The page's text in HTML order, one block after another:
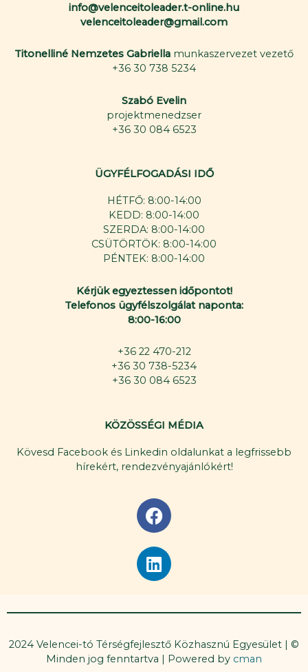
info@velenceitoleader.t-online.hu
velenceitoleader@gmail.com
Titonelliné Nemzetes Gabriella munkaszervezet vezető
+36 30 738 5234
Szabó Evelin
projektmenedzser
+36 30 084 6523
ÜGYFÉLFOGADÁSI IDŐ
HÉTFŐ: 8:00-14:00
KEDD: 8:00-14:00
SZERDA: 8:00-14:00
CSÜTÖRTÖK: 8:00-14:00
PÉNTEK: 8:00-14:00
Kérjük egyeztessen időpontot!
Telefonos ügyfélszolgálat naponta:
8:00-16:00
+36 22 470-212
+36 30 738-5234
+36 30 084 6523
KÖZÖSSÉGI MÉDIA
Kövesd Facebook és Linkedin oldalunkat a legfrissebb
hírekért, rendezvényajánlókért!
F
a
e
b
o
L
i
d
i
2024 Velencei-tó Térségfejlesztő Közhasznú Egyesület | ©
Minden jog fenntartva | Powered by cman